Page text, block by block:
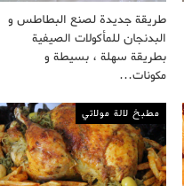
طريقة جديدة لصنع البطاطس و
البدنجان للمأكولات الصيفية
بطريقة سهلة ، بسيطة و
مكونات…
مطبخ لالة مولاتي